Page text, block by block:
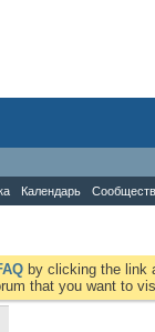
Календарь
by clicking the link
that you want to